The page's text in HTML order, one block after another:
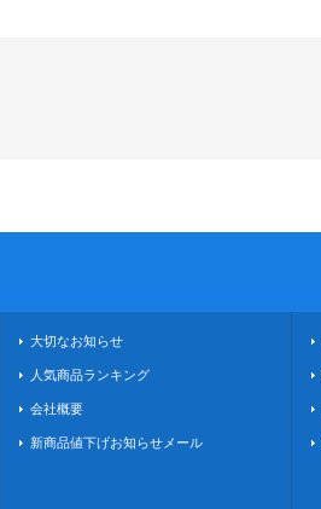
大切なお知らせ
人気商品ランキング
会社概要
新商品値下げお知らせメール